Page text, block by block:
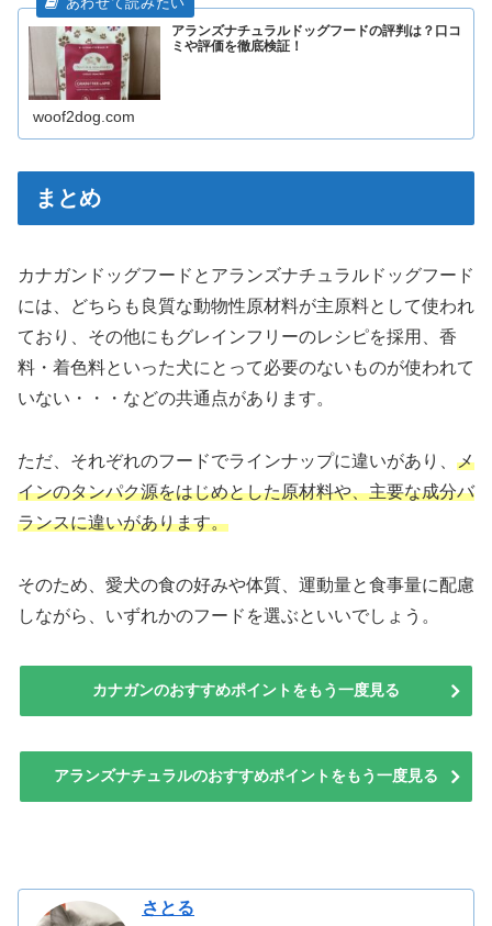
アランズナチュラルドッグフードの評判は？口コ
ミや評価を徹底検証！
woof2dog.com
まとめ
カナガンドッグフードとアランズナチュラルドッグフード
には、どちらも良質な動物性原材料が主原料として使われ
ており、その他にもグレインフリーのレシピを採用、香
料・着色料といった犬にとって必要のないものが使われて
いない・・・などの共通点があります。
ただ、それぞれのフードでラインナップに違いがあり、 メ
インのタンパク源をはじめとした原材料や、主要な成分バ
ランスに違いがあります。
そのため、愛犬の食の好みや体質、運動量と食事量に配慮
しながら、いずれかのフードを選ぶといいでしょう。
カナガンのおすすめポイントをもう一度見る
アランズナチュラルのおすすめポイントをもう一度見る
さとる